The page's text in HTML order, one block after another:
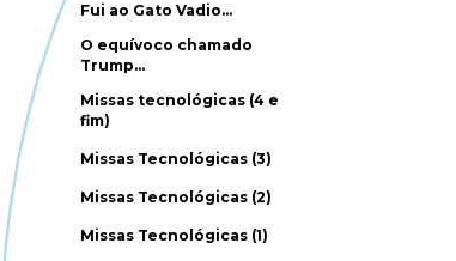
Fui ao Gato Vadio…
O equívoco chamado
Trump…
Missas tecnológicas (4 e
fim)
Missas Tecnológicas (3)
Missas Tecnológicas (2)
Missas Tecnológicas (1)